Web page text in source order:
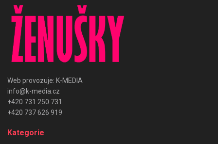
Web provozuje: K-MEDIA
info@k-media.cz
+420 731 250 731
+420 737 626 919
Kategorie